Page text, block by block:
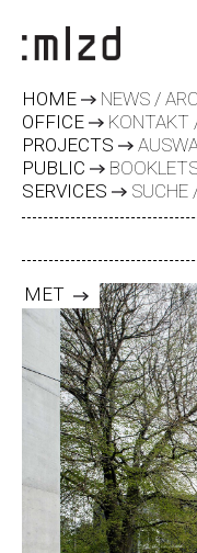
HOME NEWS
OFFICE
KONTAKT
PROJECTS
PUBLIC
SERVICES
SUCHE
MET